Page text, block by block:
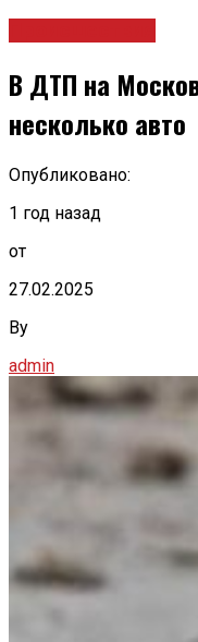
В ДТП на
несколько авто
Опубликовано:
1 год назад
от
27.02.2025
By
admin